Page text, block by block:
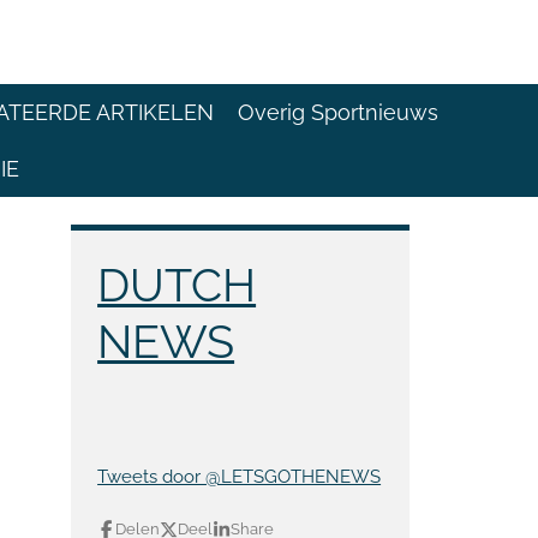
ARTIKELEN Overig Sportnieuws
DUTCH
NEWS
Tweets door @LETSGOTHENEWS
Delen Deel Share